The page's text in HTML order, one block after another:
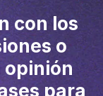
con los
o
para